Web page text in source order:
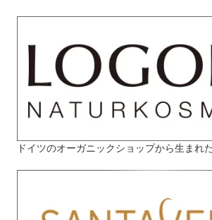
ドイツのオーガニックショップから生まれ